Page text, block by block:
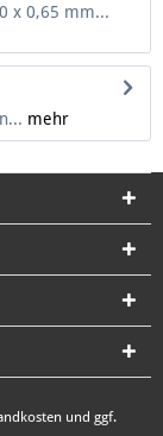
x 0,65 mm...
mehr
und ggf.